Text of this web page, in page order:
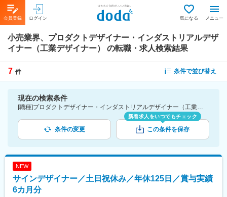
会員登録 ログイン 気になる メニュー
小売業界、プロダクトデザイナー・インダストリアルデザ
イナー（工業デザイナー）
の転職・求人検索結果
7 件 条件で並び替え
現在の検索条件
[職種]プロダクトデザイナー・インダストリアルデザイナー（工業デザイナー）-プロダクトデザイナー／インダストリアルデザイナー（工業デザイナー） [業種]小売業界
条件の変更
新着求人をいつでもチェック
この条件を保存
NEW
サインデザイナー／土日祝休み／年休125日／賞与実績
6カ月分